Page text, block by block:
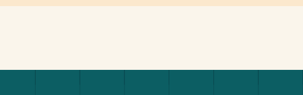
инструменты государственно-частного
покупки